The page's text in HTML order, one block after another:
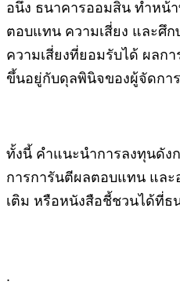
อนึ่ง ธนาคารออมสิน ทำหน้
ตอบแทน ความเสี่ยง และศึ
ความเสี่ยงที่ยอมรับได้ ผลก
ขึ้นอยู่กับดุลพินิจของผู้จัดกา
ทั้งนี้ คำแนะนำการลงทุนดัง
การการันตีผลตอบแทน และ
เติม หรือหนังสือชี้ชวนได้ที่ธ
.